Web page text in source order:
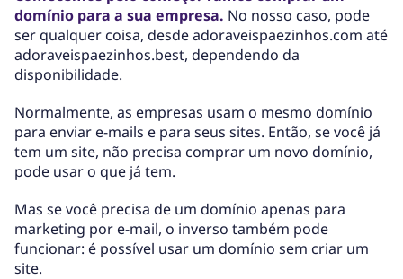
domínio para a sua empresa. No nosso caso, pode
ser qualquer coisa, desde adoraveispaezinhos.com até
adoraveispaezinhos.best, dependendo da
disponibilidade.
Normalmente, as empresas usam o mesmo domínio
para enviar e-mails e para seus sites. Então, se você já
tem um site, não precisa comprar um novo domínio,
pode usar o que já tem.
Mas se você precisa de um domínio apenas para
marketing por e-mail, o inverso também pode
funcionar: é possível usar um domínio sem criar um
site.